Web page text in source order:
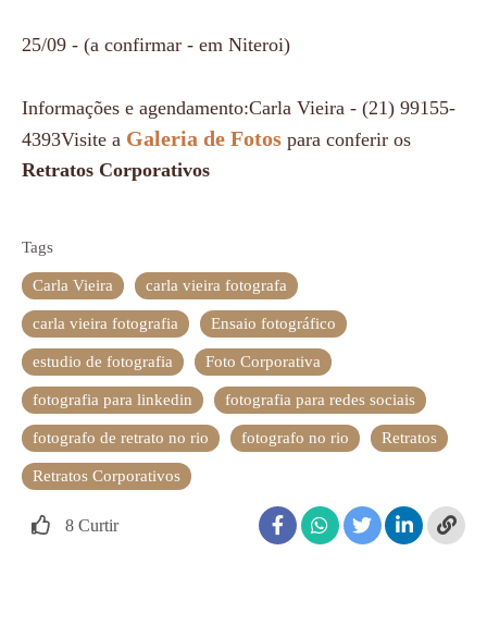
25/09 - (a confirmar - em Niteroi)
Informações e agendamento:Carla Vieira - (21) 99155-
4393Visite a Galeria de Fotos para conferir os
Retratos Corporativos
Tags
Carla Vieira carla vieira fotografa
carla vieira fotografia Ensaio fotográfico
estudio de fotografia Foto Corporativa
fotografia para linkedin fotografia para redes sociais
fotografo de retrato no rio fotografo no rio Retratos
Retratos Corporativos
8 Curtir